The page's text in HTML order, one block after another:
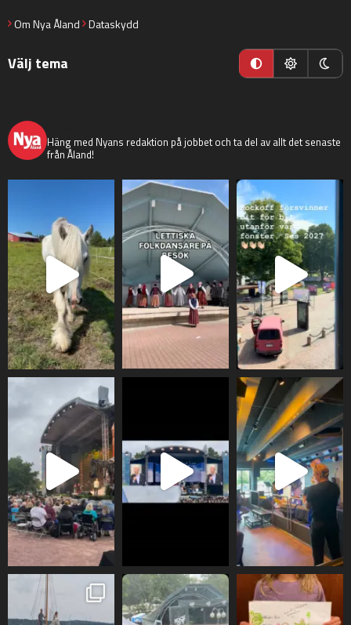
Om Nya Åland Dataskydd
Välj tema
Häng med Nyans redaktion på jobbet och ta del av allt det senaste
från Åland!